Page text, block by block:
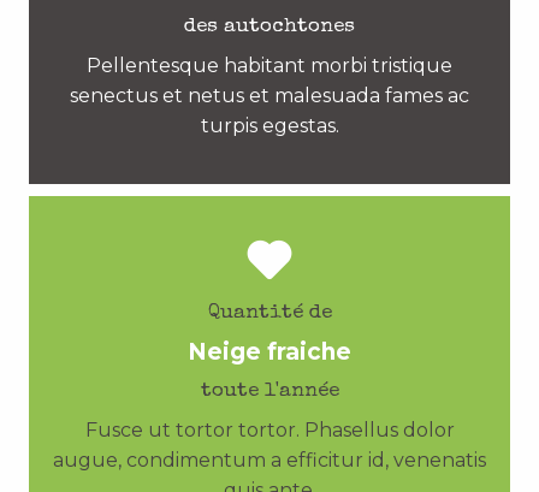
des autochtones
Pellentesque habitant morbi tristique
senectus et netus et malesuada fames ac
turpis egestas.
Quantité de
Neige fraiche
toute l'année
Fusce ut tortor tortor. Phasellus dolor
augue, condimentum a efficitur id, venenatis